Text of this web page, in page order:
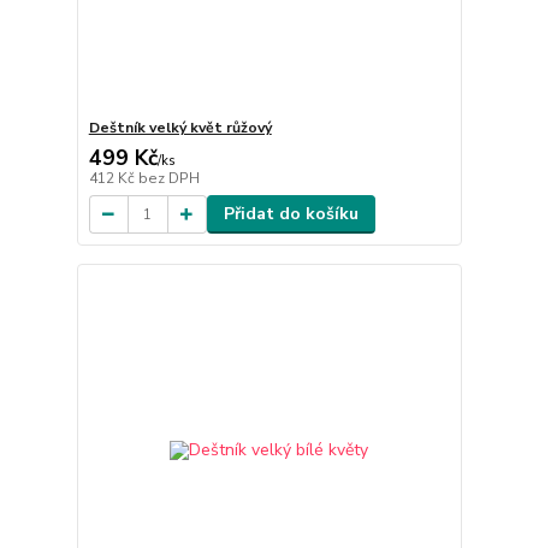
Deštník velký květ růžový
499 Kč/ks
412 Kč bez DPH
Přidat do košíku